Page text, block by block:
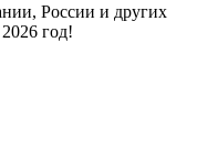
России и других
год!